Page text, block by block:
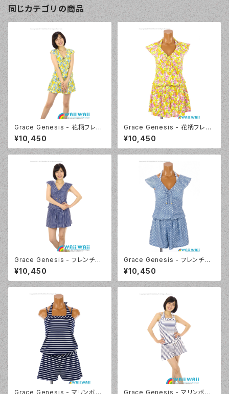
同じカテゴリの商品
Grace Genesis - 花柄フレン
チスリーブ トリッキー4点セット
（5120 - 70:ブルー）
¥10,450
Grace Genesis - 花柄フレン
チスリーブ トリッキー4点セット
（5120 - 12:ピンク）
¥10,450
Grace Genesis - フレンチス
リーブ トリッキー4点セット（511
9 - 75:ネイビーブルー）
¥10,450
Grace Genesis - フレンチス
リーブ トリッキー4点セット（511
9 - 70:ブルー）
¥10,450
Grace Genesis - マリンボー Grace Genesis - マリンボー